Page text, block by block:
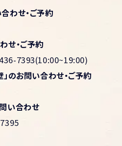
わせ・ご予約
せ・ご予約
7393(10:00~19:00)
」のお問い合わせ・ご予約
い合わせ